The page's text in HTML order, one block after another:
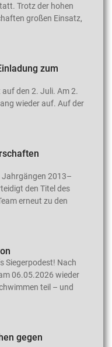
Trotz der hohen
großen Einsatz,
zum
den 2. Juli. Am 2.
wieder auf. Auf der
Jahrgängen 2013–
den Titel des
erneut zu den
Siegerpodest! Nach
06.05.2026 wieder
teil – und
gegen